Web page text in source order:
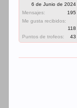
6 de Junio de 2024
Mensajes:
195
Me gusta recibidos:
118
Puntos de trofeos:
43